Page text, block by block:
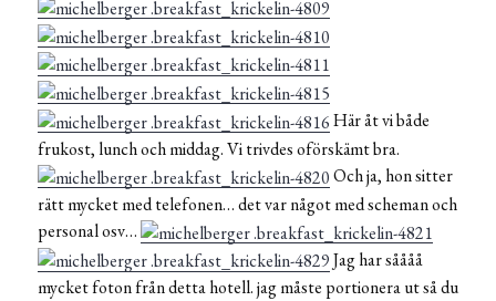
Här åt vi både
frukost, lunch och middag. Vi trivdes oförskämt bra.
Och ja, hon sitter
rätt mycket med telefonen… det var något med scheman och
personal osv…
Jag har såååå
mycket foton från detta hotell. jag måste portionera ut så du